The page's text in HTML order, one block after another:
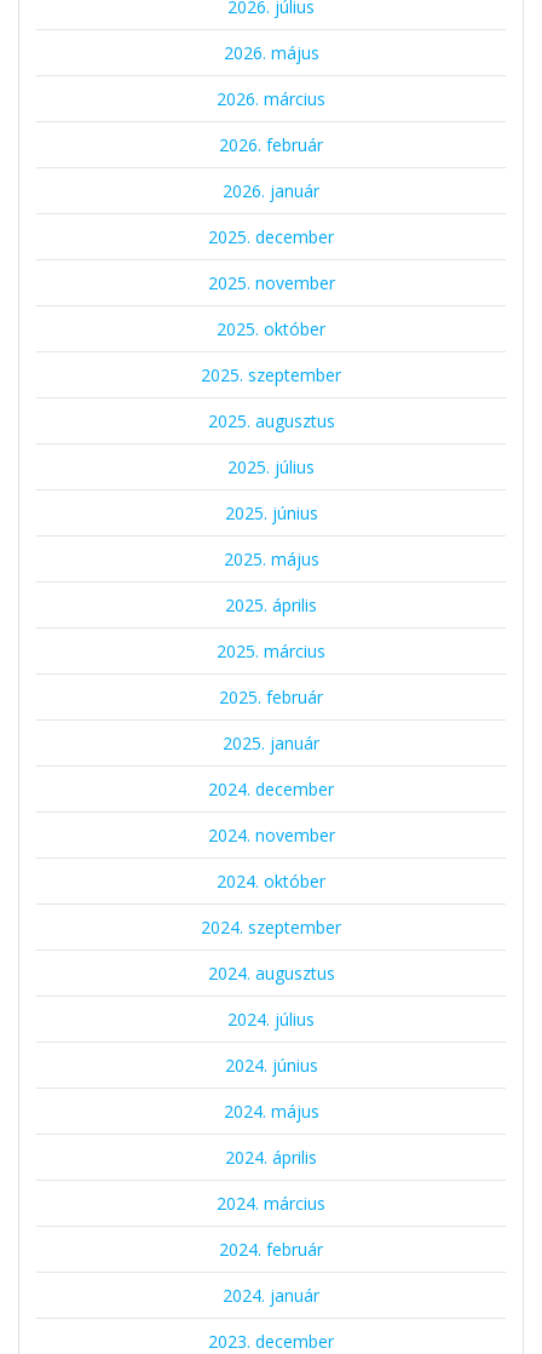
2026. július
2026. május
2026. március
2026. február
2026. január
2025. december
2025. november
2025. október
2025. szeptember
2025. augusztus
2025. július
2025. június
2025. május
2025. április
2025. március
2025. február
2025. január
2024. december
2024. november
2024. október
2024. szeptember
2024. augusztus
2024. július
2024. június
2024. május
2024. április
2024. március
2024. február
2024. január
2023. december